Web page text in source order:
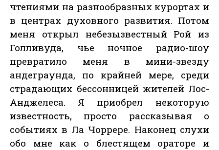
чтениями на разнообразных курортах и
в центрах духовного развития. Потом
меня открыл небезызвестный Рой из
Голливуда, чье ночное радио-шоу
превратило меня в мини-звезду
андеграунда, по крайней мере, среди
страдающих бессонницей жителей Лос-
Анджелеса. Я приобрел некоторую
известность, просто рассказывая о
событиях в Ла Чоррере. Наконец слухи
обо мне как о блестящем ораторе и